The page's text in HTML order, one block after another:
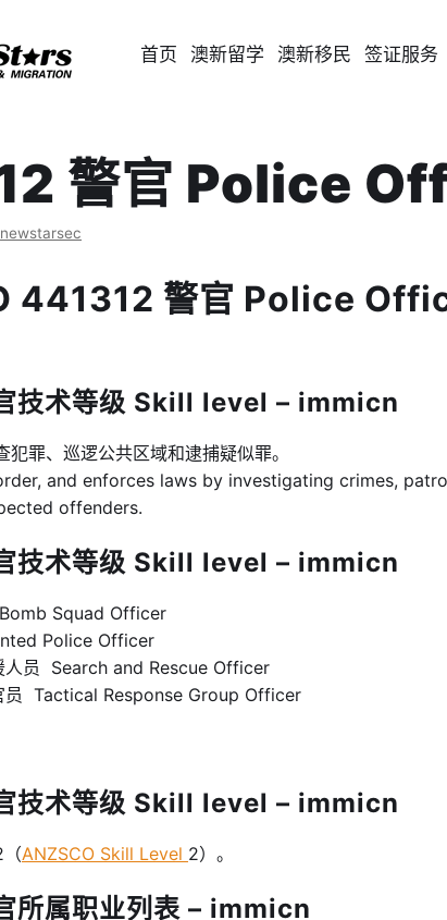
首页 澳新留学 澳新移民 签证服务
警官 Police
newstarsec
441312 警官 Police
技术等级 Skill level – immicn
犯罪、巡逻公共区域和逮捕疑似罪。
and enforces laws by investigating crimes,
offenders.
技术等级 Skill level – immicn
Squad Officer
Police Officer
人员 Search and Rescue Officer
员 Tactical Response Group Officer
技术等级 Skill level – immicn
ANZSCO Skill Level 2）。
所属职业列表 – immicn